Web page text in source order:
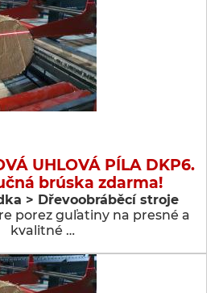
UHLOVÁ PÍLA DKP6.
brúska zdarma!
> Dřevoobráběcí stroje
porez guľatiny na presné a
kvalitné …